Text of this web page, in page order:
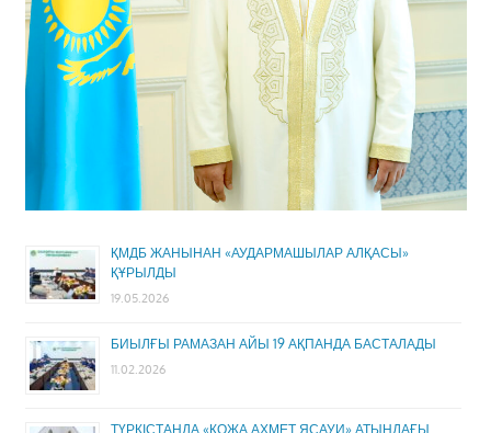
ҚМДБ ЖАНЫНАН «АУДАРМАШЫЛАР АЛҚАСЫ»
ҚҰРЫЛДЫ
19.05.2026
БИЫЛҒЫ РАМАЗАН АЙЫ 19 АҚПАНДА БАСТАЛАДЫ
11.02.2026
ТҮРКІСТАНДА «ҚОЖА АХМЕТ ЯСАУИ» АТЫНДАҒЫ